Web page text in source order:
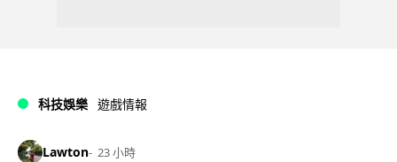
科技娛樂 遊戲情報
Lawton 23 小時